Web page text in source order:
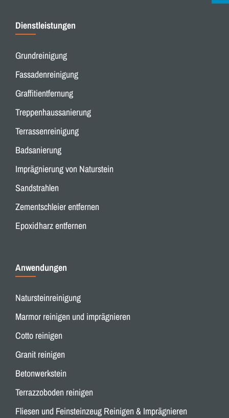
Dienstleistungen
Grundreinigung
Fassadenreinigung
Graffitientfernung
Treppenhaussanierung
Terrassenreinigung
Badsanierung
Imprägnierung von Naturstein
Sandstrahlen
Zementschleier entfernen
Epoxidharz entfernen
Anwendungen
Natursteinreinigung
Marmor reinigen und imprägnieren
Cotto reinigen
Granit reinigen
Betonwerkstein
Terrazzoboden reinigen
Fliesen und Feinsteinzeug Reinigen & Imprägnieren